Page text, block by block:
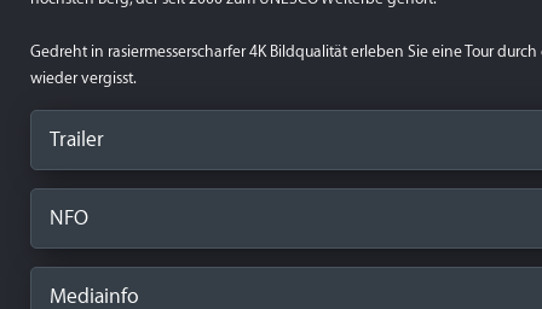
Gedreht in rasiermesserscharfer 4K Bildqualität erleben Sie eine Tour
wieder vergisst.
Trailer
NFO
Mediainfo